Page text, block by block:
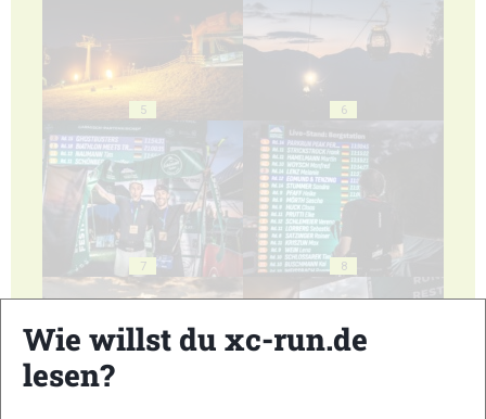
5 6
7 8
Wie willst du xc-run.de
lesen?